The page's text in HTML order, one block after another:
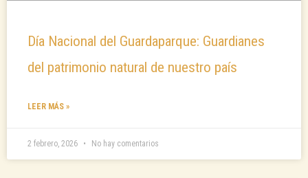
Día Nacional del Guardaparque: Guardianes
del patrimonio natural de nuestro país
LEER MÁS »
2 febrero, 2026 No hay comentarios